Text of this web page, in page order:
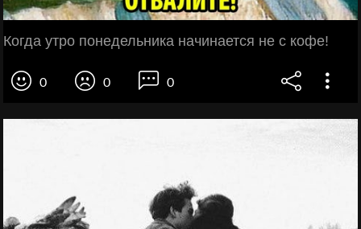
Когда утро понедельника начинается не с кофе!
0 0 0